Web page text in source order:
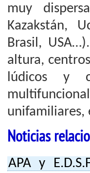
muy
Kazakstán,
Brasil,
altura,
lúdicos y
unifamiliares,
Noticias
APA y